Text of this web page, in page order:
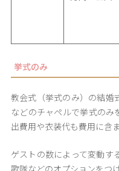
挙式のみ
教会式（挙式のみ）の結婚
などのチャペルで挙式のみ
出費用や衣装代も費用に含ま
ゲストの数によって変動す